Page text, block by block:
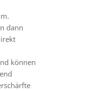
dann
können